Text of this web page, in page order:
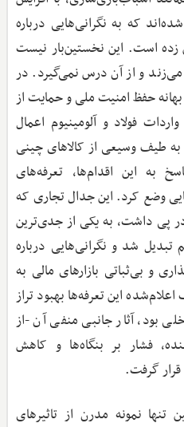
که به نگرانی‌هایی درباره
زده است. این نخستین‌بار نیست
و از آن درس نمی‌گیرد. در
به بهانه حفظ امنیت ملی و حمایت از
فولاد و آلومینیوم اعمال
به طیف وسیعی از کالاهای چینی
به این اقدام‌ها، تعرفه‌های
وضع کرد. این جدال تجاری که
پی داشت، به یکی از جدی‌ترین
شد و نگرانی‌هایی درباره
و بی‌ثباتی بازارهای مالی به
این تعرفه‌ها بهبود تراز
بود، آثار جانبی منفی آن -از
فشار بر بنگاه‌ها و کاهش
قرار گرفت.
تنها نمونه مدرن از تاثیرهای